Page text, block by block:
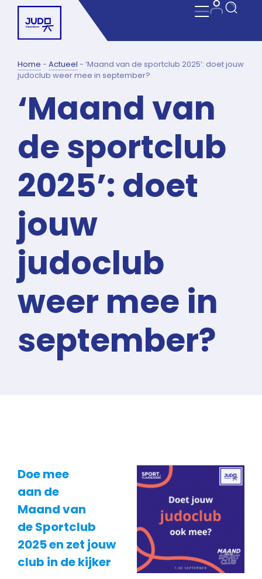
Home - Actueel - ‘Maand van de sportclub 2025’: doet jouw
judoclub weer mee in september?
‘Maand van
de sportclub
2025’: doet
jouw
judoclub
weer mee in
september?
Doe mee
aan de
Maand van
de Sportclub
2025 en zet jouw
club in de kijker